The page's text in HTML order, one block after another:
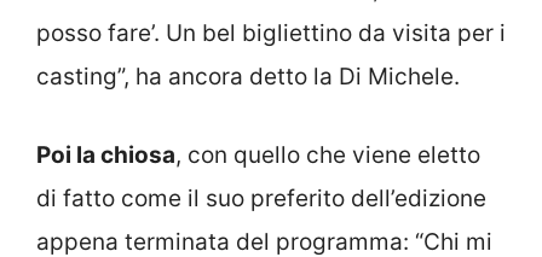
posso fare’. Un bel bigliettino da visita per i
casting”, ha ancora detto la Di Michele.
Poi la chiosa, con quello che viene eletto
di fatto come il suo preferito dell’edizione
appena terminata del programma: “Chi mi